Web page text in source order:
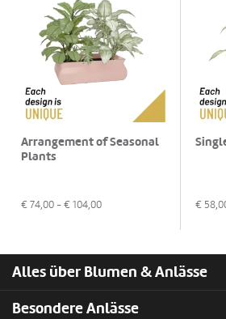
Arrangement of Seasonal
Plants
€ 74,00 - € 104,00 €
Alles über Blumen & Anlässe
Besondere Anlässe